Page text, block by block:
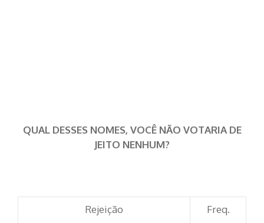
QUAL DESSES NOMES, VOCÊ NÃO VOTARIA DE
JEITO NENHUM?
Rejeição Freq.